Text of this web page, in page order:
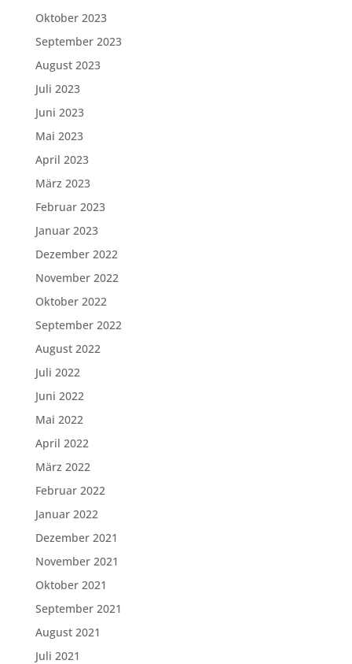
Oktober 2023
September 2023
August 2023
Juli 2023
Juni 2023
Mai 2023
April 2023
März 2023
Februar 2023
Januar 2023
Dezember 2022
November 2022
Oktober 2022
September 2022
August 2022
Juli 2022
Juni 2022
Mai 2022
April 2022
März 2022
Februar 2022
Januar 2022
Dezember 2021
November 2021
Oktober 2021
September 2021
August 2021
Juli 2021